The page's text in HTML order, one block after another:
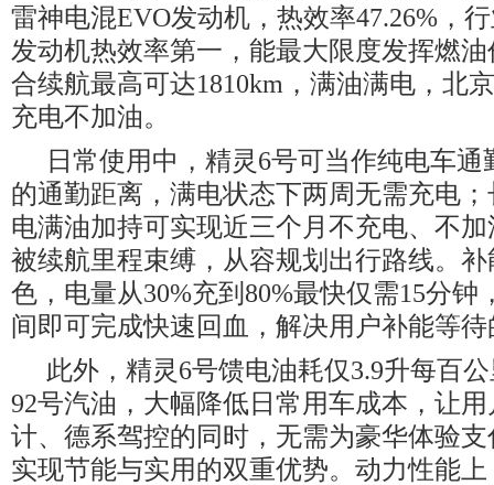
雷神电混EVO发动机，热效率47.26%，
发动机热效率第一，能最大限度发挥燃
合续航最高可达1810km，满油满电，北
充电不加油。
日常使用中，精灵6号可当作纯电车通
的通勤距离，满电状态下两周无需充电
电满油加持可实现近三个月不充电、不
被续航里程束缚，从容规划出行路线。
色，电量从30%充到80%最快仅需15分钟
间即可完成快速回血，解决用户补能等
此外，精灵6号馈电油耗仅3.9升每百
92号汽油，大幅降低日常用车成本，让
计、德系驾控的同时，无需为豪华体验
实现节能与实用的双重优势。动力性能上